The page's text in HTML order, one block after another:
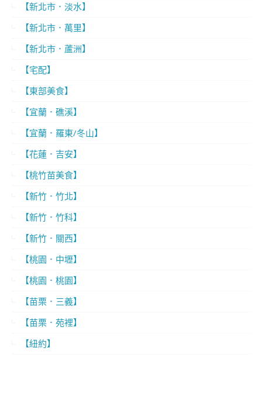
【新北市．淡水】
【新北市．萬里】
【新北市．蘆洲】
【宅配】
【東部美食】
【宜蘭．礁溪】
【宜蘭．羅東/冬山】
【花蓮．吉安】
【桃竹苗美食】
【新竹．竹北】
【新竹．竹科】
【新竹．關西】
【桃園．中壢】
【桃園．桃園】
【苗栗．三義】
【苗栗．苑裡】
【紐約】